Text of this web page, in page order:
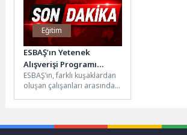
Eğitim
ESBAŞ’ın Yetenek
Alışverişi Programı
Gazetecilere Model Oldu
ESBAŞ’ın, farklı kuşaklardan
oluşan çalışanları arasında